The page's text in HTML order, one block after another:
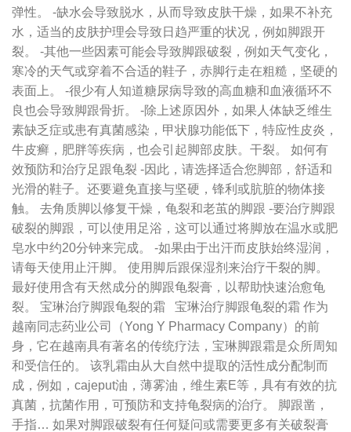
弹性。 -缺水会导致脱水，从而导致皮肤干燥，如果不补充
水，适当的皮肤护理会导致日趋严重的状况，例如脚跟开
裂。 -其他一些因素可能会导致脚跟破裂，例如天气变化，
寒冷的天气或穿着不合适的鞋子，赤脚行走在粗糙，坚硬的
表面上。 -很少有人知道糖尿病导致的高血糖和血液循环不
良也会导致脚跟骨折。 -除上述原因外，如果人体缺乏维生
素缺乏症或患有真菌感染，甲状腺功能低下，特应性皮炎，
牛皮癣，肥胖等疾病，也会引起脚部皮肤。干裂。 如何有
效预防和治疗足跟龟裂 -因此，请选择适合您脚部，舒适和
光滑的鞋子。还要避免直接与坚硬，锋利或肮脏的物体接
触。 去角质脚以修复干燥，龟裂和老茧的脚跟 -要治疗脚跟
破裂的脚跟，可以使用足浴，这可以通过将脚放在温水或肥
皂水中约20分钟来完成。 -如果由于出汗而皮肤始终湿润，
请每天使用止汗脚。 使用脚后跟保湿剂来治疗干裂的脚。
最好使用含有天然成分的脚跟龟裂膏，以帮助快速治愈龟
裂。 宝琳治疗脚跟龟裂的霜 宝琳治疗脚跟龟裂的霜 作为
越南同志药业公司（Yong Y Pharmacy Company）的前
身，它在越南具有著名的传统疗法，宝琳脚跟霜是众所周知
和受信任的。 该乳霜由从大自然中提取的活性成分配制而
成，例如，cajeput油，薄雾油，维生素E等，具有有效的抗
真菌，抗菌作用，可预防和支持龟裂病的治疗。 脚跟凿，
手指… 如果对脚跟破裂有任何疑问或需要更多有关破裂膏